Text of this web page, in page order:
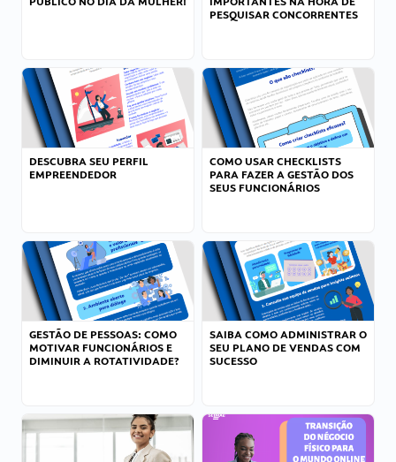
PESQUISAR CONCORRENTES
DESCUBRA SEU PERFIL
EMPREENDEDOR
COMO USAR CHECKLISTS
PARA FAZER A GESTÃO DOS
SEUS FUNCIONÁRIOS
GESTÃO DE PESSOAS: COMO
MOTIVAR FUNCIONÁRIOS E
DIMINUIR A ROTATIVIDADE?
SAIBA COMO ADMINISTRAR O
SEU PLANO DE VENDAS COM
SUCESSO